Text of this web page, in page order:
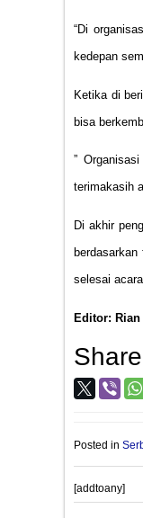
“Di
kedepan
Ketika di
bisa
”
terimakasih
Di akhir
selesai
Editor: Rian
Posted in
[addtoany]